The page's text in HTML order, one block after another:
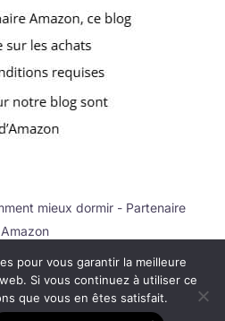
mieux dormir - Partenaire
Amazon
Contact
légales
confidentialité
pour vous garantir la meilleure
Si vous continuez à utiliser ce
que vous en êtes satisfait.